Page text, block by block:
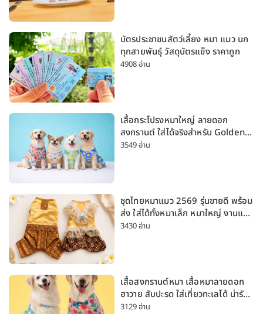
บัตรประชาชนสัตว์เลี้ยง หมา แมว นก
ทุกสายพันธุ์ วัสดุบัตรแข็ง ราคาถูก
4908 อ่าน
เสื้อกระโปรงหมาใหญ่ ลายดอก
สงกรานต์ ใส่ได้จริงสำหรับ Golden
Husky Labrador [อัปเดต 2026]
3549 อ่าน
ชุดไทยหมาแมว 2569 รุ่นขายดี พร้อม
ส่ง ใส่ได้ทั้งหมาเล็ก หมาใหญ่ งานแต่ง
สงกรานต์ ลอยกระทง
3430 อ่าน
เสื้อสงกรานต์หมา เสื้อหมาลายดอก
ฮาวาย สับปะรด ใส่เที่ยวทะเลได้ น่ารัก
ใส่ได้ทั้งหมาเล็กและหมาใหญ่
3129 อ่าน